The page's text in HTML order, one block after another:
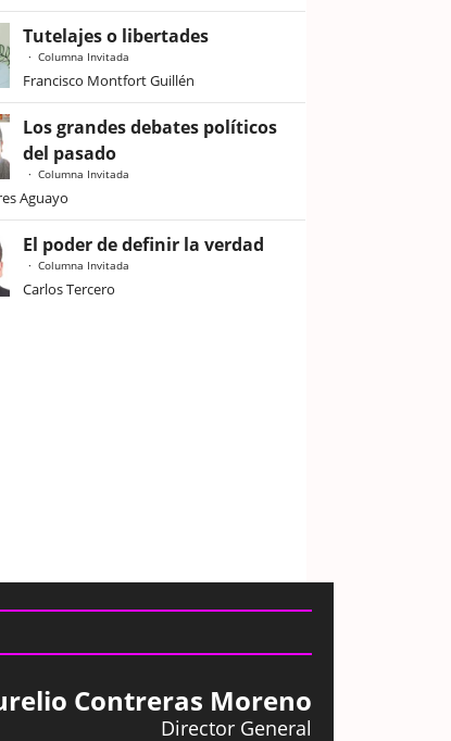
Tutelajes o libertades
Columna Invitada
Francisco Montfort Guillén
Los grandes debates políticos
del pasado
Columna Invitada
Aguayo
El poder de definir la verdad
Columna Invitada
Carlos Tercero
Contreras Moreno
Director General